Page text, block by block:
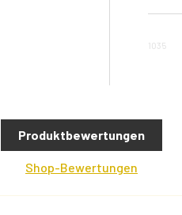
1035
Produktbewertungen
Shop-Bewertungen